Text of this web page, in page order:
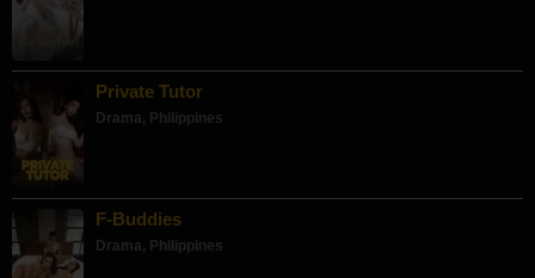
Private Tutor
Drama, Philippines
F-Buddies
Drama, Philippines